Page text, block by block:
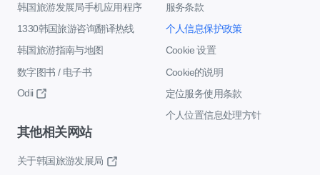
韩国旅游发展局手机应用程序
1330韩国旅游咨询翻译热线
韩国旅游指南与地图
数字图书 / 电子书
Odii
服务条款
个人信息保护政策
Cookie 设置
Cookie的说明
定位服务使用条款
个人位置信息处理方针
其他相关网站
关于韩国旅游发展局